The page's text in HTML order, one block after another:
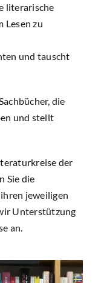
literarische
Lesen zu
und tauscht
die
und stellt
der
Sie die
jeweiligen
Unterstützung
an.